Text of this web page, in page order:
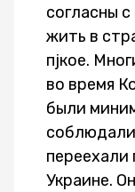
согласны
жить в
пjкое.
во время
были
переехали
Украине.